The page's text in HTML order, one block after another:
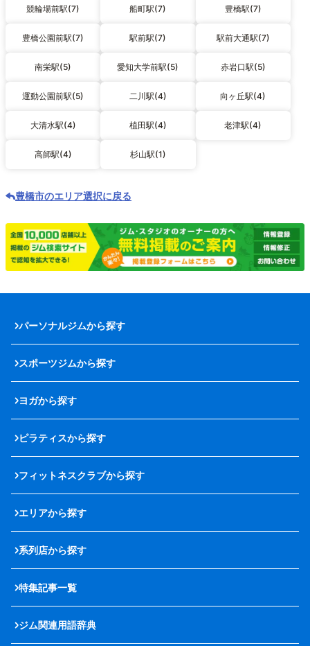
競輪場前駅(7) 船町駅(7) 豊橋駅(7)
豊橋公園前駅(7) 駅前駅(7) 駅前大通駅(7)
南栄駅(5) 愛知大学前駅(5) 赤岩口駅(5)
運動公園前駅(5) 二川駅(4) 向ヶ丘駅(4)
大清水駅(4) 植田駅(4) 老津駅(4)
高師駅(4) 杉山駅(1)
豊橋市のエリア選択に戻る
パーソナルジムから探す
スポーツジムから探す
ヨガから探す
ピラティスから探す
フィットネスクラブから探す
エリアから探す
系列店から探す
特集記事一覧
ジム関連用語辞典